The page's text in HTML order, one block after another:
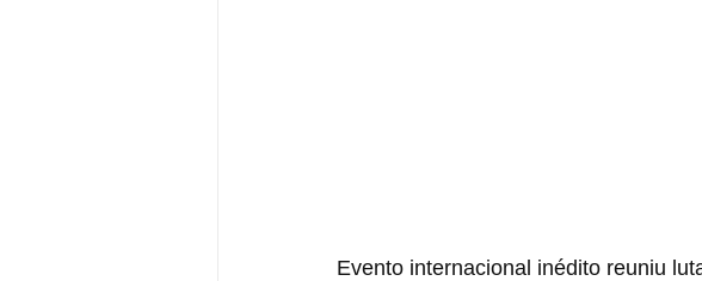
Evento internacional inédito reuniu